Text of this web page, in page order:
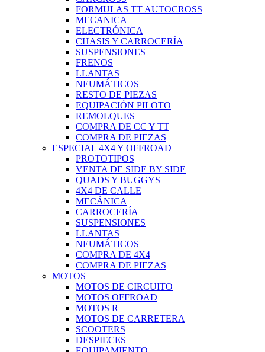
FORMULAS TT AUTOCROSS
MECANICA
ELECTRÓNICA
CHASIS Y CARROCERÍA
SUSPENSIONES
FRENOS
LLANTAS
NEUMÁTICOS
RESTO DE PIEZAS
EQUIPACIÓN PILOTO
REMOLQUES
COMPRA DE CC Y TT
COMPRA DE PIEZAS
ESPECIAL 4X4 Y OFFROAD
PROTOTIPOS
VENTA DE SIDE BY SIDE
QUADS Y BUGGYS
4X4 DE CALLE
MECÁNICA
CARROCERÍA
SUSPENSIONES
LLANTAS
NEUMÁTICOS
COMPRA DE 4X4
COMPRA DE PIEZAS
MOTOS
MOTOS DE CIRCUITO
MOTOS OFFROAD
MOTOS R
MOTOS DE CARRETERA
SCOOTERS
DESPIECES